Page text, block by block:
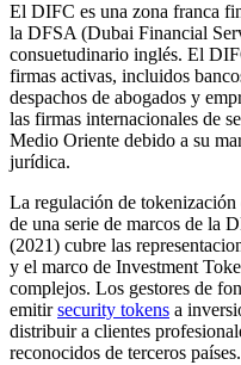
El DIFC es una zona franca
la DFSA (Dubai Financial
consuetudinario inglés. El
firmas activas, incluidos
despachos de abogados y
las firmas internacionales de
Medio Oriente debido a su
jurídica.
La regulación de
de una serie de marcos de la
(2021) cubre las
y el marco de Investment
complejos. Los gestores de
emitirsecurity tokens a
distribuir a clientes
reconocidos de terceros países.